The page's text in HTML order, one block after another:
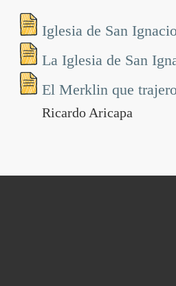
Iglesia de San Ignacio
La Iglesia de San
El Merklin que
Ricardo Aricapa